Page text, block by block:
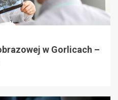
w Gorlicach –